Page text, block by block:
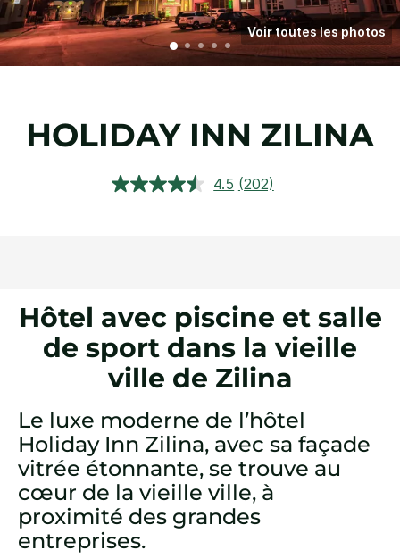
Voir toutes les photos
HOLIDAY INN ZILINA
4.5 Lire
(202)
Hôtel avec piscine et salle
de sport dans la vieille
ville de Zilina
Le luxe moderne de l’hôtel
Holiday Inn Zilina, avec sa façade
vitrée étonnante, se trouve au
cœur de la vieille ville, à
proximité des grandes
entreprises.